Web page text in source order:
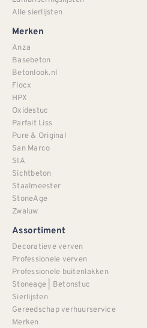
Alle sierlijsten
Merken
Anza
Basebeton
Betonlook.nl
Flocx
HPX
Oxidestuc
Parfait Liss
Pure & Original
San Marco
SIA
Sichtbeton
Staalmeester
StoneAge
Zwaluw
Assortiment
Decoratieve verven
Professionele verven
Professionele buitenlakken
Stoneage | Betonstuc
Sierlijsten
Gereedschap verhuurservice
Merken